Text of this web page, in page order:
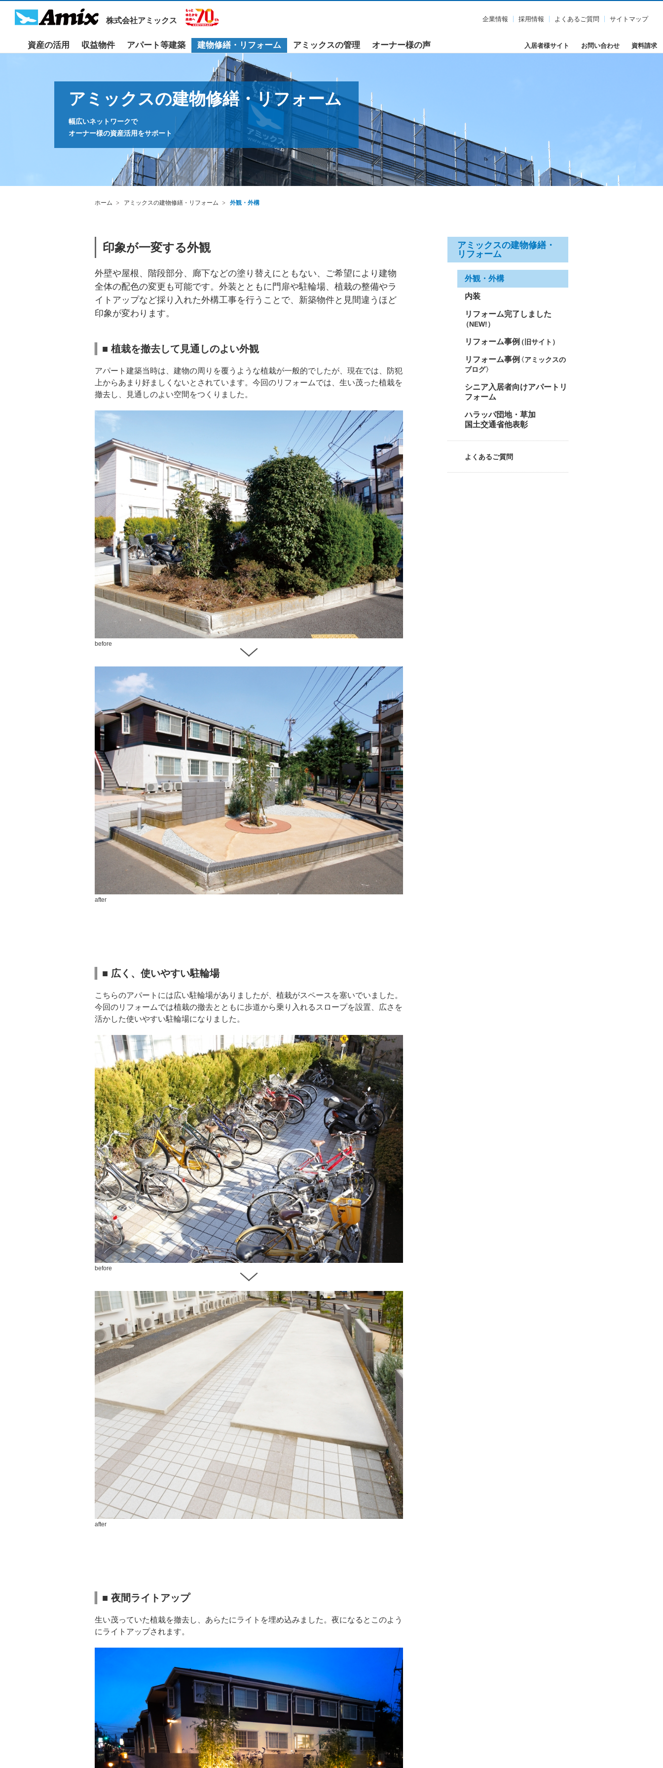
株式会社アミックス 企業情報 採用情報 よくあるご質問 サイトマップ
資産の活用 収益物件 アパート等建築 建物修繕・リフォーム アミックスの管理 オーナー様の声 入居者様サイト お問い合わせ 資料請求
アミックスの建物修繕・リフォーム
幅広いネットワークで
オーナー様の資産活用をサポート
ホーム アミックスの建物修繕・リフォーム 外観・外構
印象が一変する外観
外壁や屋根、階段部分、廊下などの塗り替えにともない、ご希望により建物
全体の配色の変更も可能です。外装とともに門扉や駐輪場、植栽の整備やラ
イトアップなど採り入れた外構工事を行うことで、新築物件と見間違うほど
印象が変わります。
■ 植栽を撤去して見通しのよい外観
アパート建築当時は、建物の周りを覆うような植栽が一般的でしたが、現在では、防犯
上からあまり好ましくないとされています。今回のリフォームでは、生い茂った植栽を
撤去し、見通しのよい空間をつくりました。
before
after
■ 広く、使いやすい駐輪場
こちらのアパートには広い駐輪場がありましたが、植栽がスペースを塞いでいました。
今回のリフォームでは植栽の撤去とともに歩道から乗り入れるスロープを設置、広さを
活かした使いやすい駐輪場になりました。
before
after
■ 夜間ライトアップ
生い茂っていた植栽を撤去し、あらたにライトを埋め込みました。夜になるとこのよう
にライトアップされます。
アミックスの建物修繕・
リフォーム
外観・外構
内装
リフォーム完了しました
（NEW!）
リフォーム事例（旧サイト）
リフォーム事例〈アミックスの
ブログ〉
シニア入居者向けアパートリ
フォーム
ハラッパ団地・草加
国土交通省他表彰
よくあるご質問